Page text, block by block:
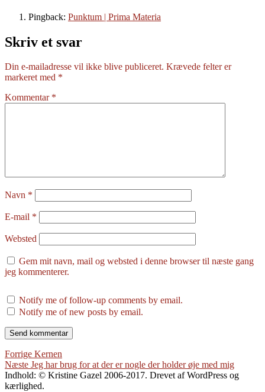
Pingback: Punktum | Prima Materia
Skriv et svar
Din e-mailadresse vil ikke blive publiceret. Krævede felter er
markeret med *
Kommentar *
Navn *
E-mail *
Websted
Gem mit navn, mail og websted i denne browser til næste gang
jeg kommenterer.
Notify me of follow-up comments by email.
Notify me of new posts by email.
Indlægsnavigation
Forrige Forrige
indlæg:
Kernen
Næste Næste
indlæg:
Jeg har brug for at der er nogle der holder øje med mig
Indhold: © Kristine Gazel 2006-2017. Drevet af WordPress og
kærlighed.